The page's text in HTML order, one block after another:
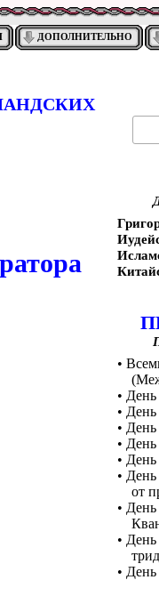
ДОПОЛНИТЕЛЬНО
•
•
•
•
•
•
•
от
•
•
•